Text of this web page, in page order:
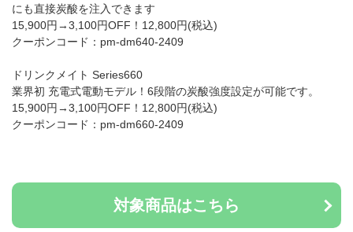
にも直接炭酸を注入できます
15,900円→3,100円OFF！12,800円(税込)
クーポンコード：pm-dm640-2409
ドリンクメイト Series660
業界初 充電式電動モデル！6段階の炭酸強度設定が可能です。
15,900円→3,100円OFF！12,800円(税込)
クーポンコード：pm-dm660-2409
対象商品はこちら